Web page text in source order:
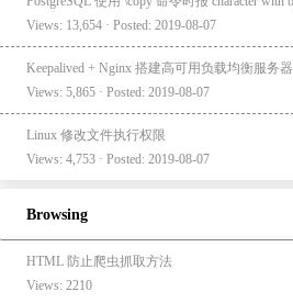
Views: 13,654 · Posted: 2019-08-07
Keepalived + Nginx 搭建高可用负载均衡服务器
Views: 5,865 · Posted: 2019-08-07
Linux 修改文件执行权限
Views: 4,753 · Posted: 2019-08-07
Browsing
HTML 防止爬虫抓取方法
Views: 2210